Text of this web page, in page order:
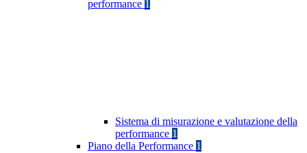
performance 1
Sistema di misurazione e valutazione della
performance 1
Piano della Performance 1